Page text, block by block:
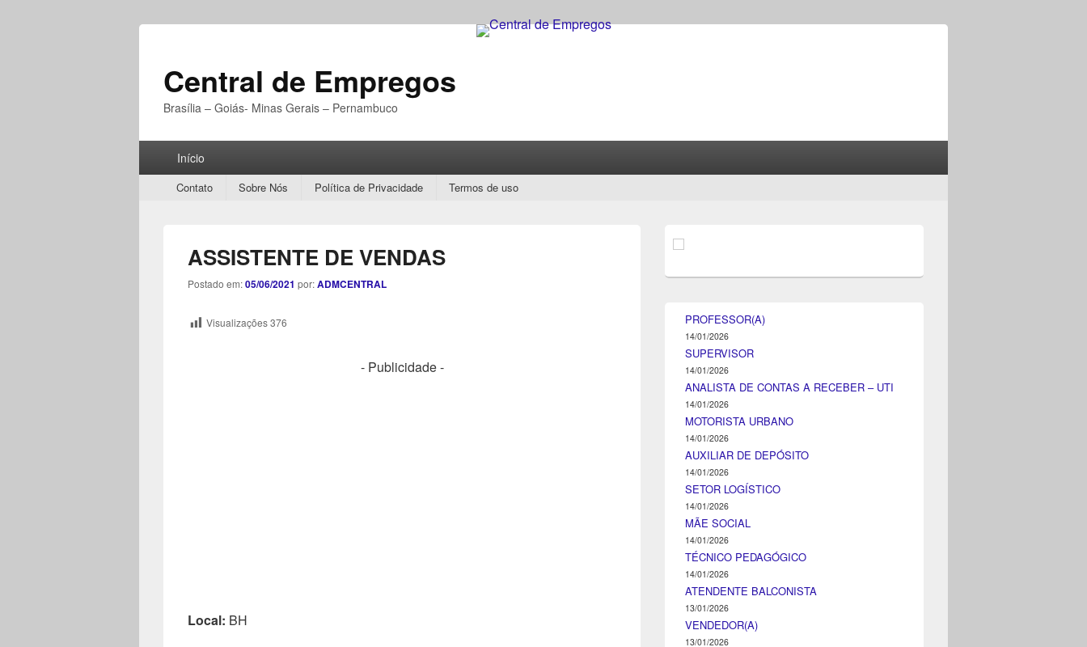
Central de Empregos
Brasília – Goiás- Minas Gerais – Pernambuco
PrincipalInício
Secondary
Contato Sobre Nós Política de Privacidade Termos de uso
ASSISTENTE DE VENDAS
Postado em:05/06/2021 por:ADMCENTRAL
Visualizações376
- Publicidade -
Local: BH
da
lateral
PROFESSOR(A)
14/01/2026
SUPERVISOR
14/01/2026
ANALISTA DE CONTAS A RECEBER – UTI
14/01/2026
MOTORISTA URBANO
14/01/2026
AUXILIAR DE DEPÓSITO
14/01/2026
SETOR LOGÍSTICO
14/01/2026
MÃE SOCIAL
14/01/2026
TÉCNICO PEDAGÓGICO
14/01/2026
ATENDENTE BALCONISTA
13/01/2026
VENDEDOR(A)
13/01/2026